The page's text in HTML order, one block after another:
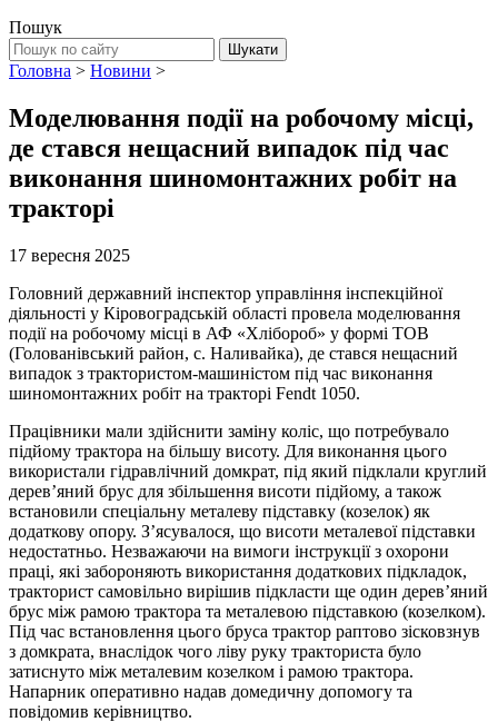
Пошук
Головна > Новини >
Моделювання події на робочому місці,
де стався нещасний випадок під час
виконання шиномонтажних робіт на
тракторі
17 вересня 2025
Головний державний інспектор управління інспекційної
діяльності у Кіровоградській області провела моделювання
події на робочому місці в АФ «Хлібороб» у формі ТОВ
(Голованівський район, с. Наливайка), де стався нещасний
випадок з трактористом-машиністом під час виконання
шиномонтажних робіт на тракторі Fendt 1050.
Працівники мали здійснити заміну коліс, що потребувало
підйому трактора на більшу висоту. Для виконання цього
використали гідравлічний домкрат, під який підклали круглий
дерев’яний брус для збільшення висоти підйому, а також
встановили спеціальну металеву підставку (козелок) як
додаткову опору. З’ясувалося, що висоти металевої підставки
недостатньо. Незважаючи на вимоги інструкції з охорони
праці, які забороняють використання додаткових підкладок,
тракторист самовільно вирішив підкласти ще один дерев’яний
брус між рамою трактора та металевою підставкою (козелком).
Під час встановлення цього бруса трактор раптово зісковзнув
з домкрата, внаслідок чого ліву руку тракториста було
затиснуто між металевим козелком і рамою трактора.
Напарник оперативно надав домедичну допомогу та
повідомив керівництво.